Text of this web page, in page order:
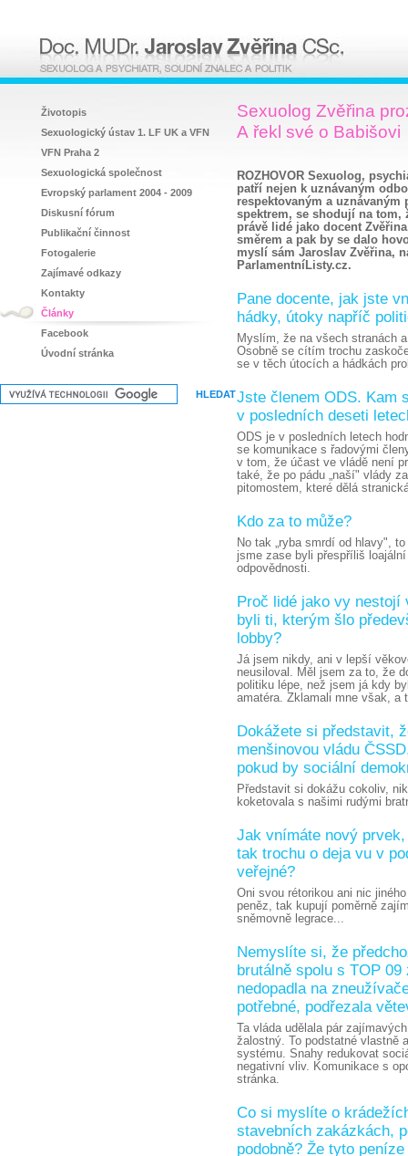
Sexuolog Zvěřina
A řekl své o Babišovi
ROZHOVOR Sexuolog,
patří nejen k uznávaným
respektovaným a
spektrem, se shodují na
právě lidé jako docent
směrem a pak by se dalo
myslí sám Jaroslav Zvěřina,
ParlamentníListy.cz.
Pane docente, jak jste
hádky, útoky napříč
Myslím, že na všech stranách
Osobně se cítím trochu
se v těch útocích a hádkách
Jste členem ODS. Kam
v posledních deseti
ODS je v posledních letech
se komunikace s řadovými
v tom, že účast ve vládě není
také, že po pádu „naší" vlády
pitomostem, které dělá
Kdo za to může?
No tak „ryba smrdí od hlavy",
jsme zase byli přespříliš
odpovědnosti.
Proč lidé jako vy nestojí
byli ti, kterým šlo
lobby?
Já jsem nikdy, ani v lepší
neusiloval. Měl jsem za to, že
politiku lépe, než jsem já kdy
amatéra. Zklamali mne však, a
Dokážete si představit,
menšinovou vládu
pokud by sociální
Představit si dokážu cokoliv,
koketovala s našimi rudými
Jak vnímáte nový
tak trochu o deja vu v
veřejné?
Oni svou rétorikou ani nic
peněz, tak kupují poměrně
sněmovně legrace...
Nemyslíte si, že
brutálně spolu s TOP
nedopadla na
potřebné, podřezala
Ta vláda udělala pár
žalostný. To podstatné vlastně
systému. Snahy redukovat
negativní vliv. Komunikace s
stránka.
Co si myslíte o
stavebních zakázkách,
podobně? Že tyto
Životopis
Sexuologický ústav 1. LF UK a VFN
VFN Praha 2
Sexuologická společnost
Evropský parlament 2004 - 2009
Diskusní fórum
Publikační činnost
Fotogalerie
Zajímavé odkazy
Kontakty
Články
Facebook
Úvodní stránka